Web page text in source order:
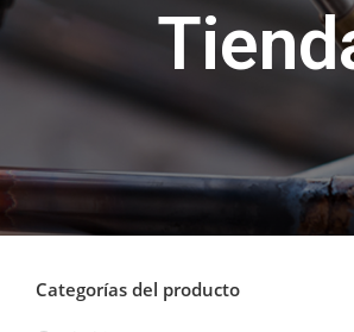
Categorías del producto